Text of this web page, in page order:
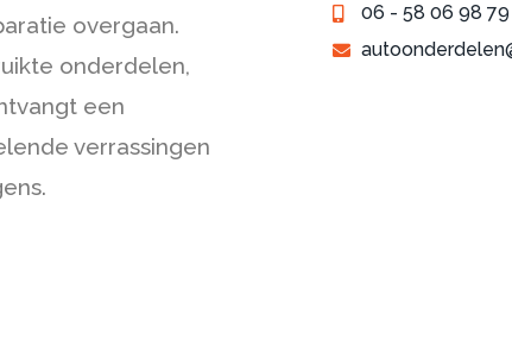
overgaan.
onderdelen,
een
verrassingen
06 - 58 06 98 79